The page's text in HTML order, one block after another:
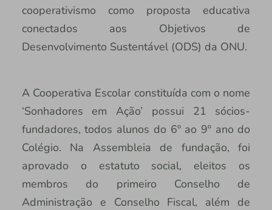
cooperativismo como proposta educativa
conectados aos Objetivos de
Desenvolvimento Sustentável (ODS) da ONU.
A Cooperativa Escolar constituída com o nome
‘Sonhadores em Ação’ possui 21 sócios-
fundadores, todos alunos do 6º ao 9º ano do
Colégio. Na Assembleia de fundação, foi
aprovado o estatuto social, eleitos os
membros do primeiro Conselho de
Administração e Conselho Fiscal, além de